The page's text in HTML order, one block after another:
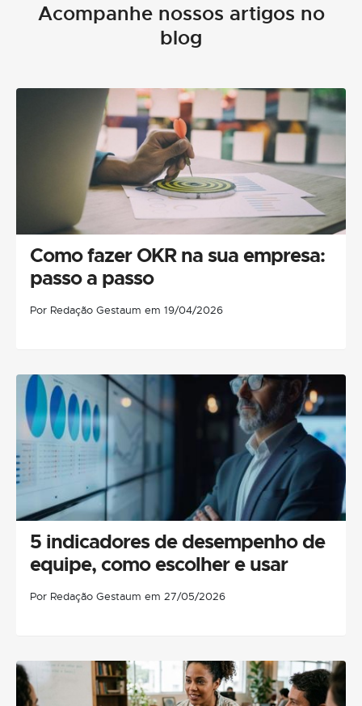
Acompanhe nossos artigos no
blog
Como fazer OKR na sua empresa:
passo a passo
Por Redação Gestaum em 19/04/2026
5 indicadores de desempenho de
equipe, como escolher e usar
Por Redação Gestaum em 27/05/2026